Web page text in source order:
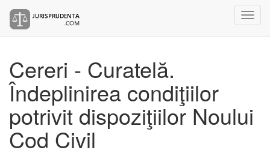
Cereri - Curatelă.
Îndeplinirea condiţiilor
potrivit dispoziţiilor Noului
Cod Civil